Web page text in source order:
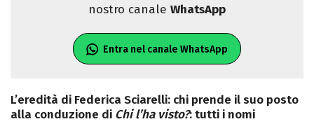
nostro canale WhatsApp
Entra nel canale WhatsApp
L’eredità di Federica Sciarelli: chi prende il suo posto
alla conduzione di Chi l’ha visto?: tutti i nomi